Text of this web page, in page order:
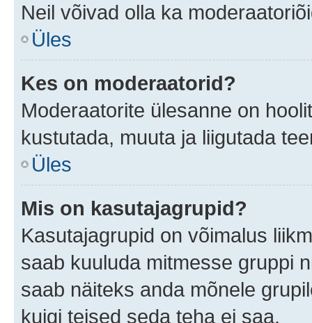
Neil võivad olla ka
Üles
Kes on moderaatorid?
Moderaatorite ülesanne on
kustutada, muuta ja liigutada
Üles
Mis on kasutajagrupid?
Kasutajagrupid on võimalus
saab kuuluda mitmesse gruppi
saab näiteks anda mõnele
kuigi teised seda teha ei saa.